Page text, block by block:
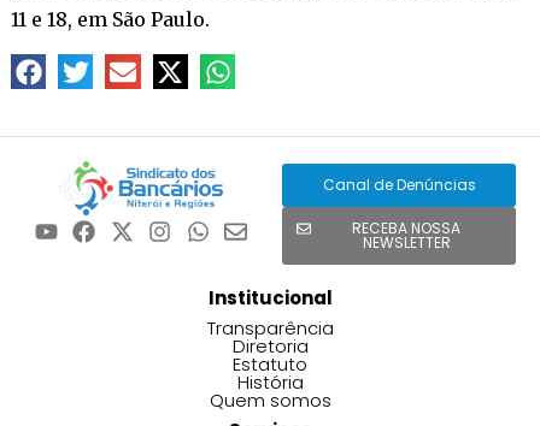
11 e 18, em São Paulo.
Canal de Denúncias
RECEBA NOSSA
NEWSLETTER
Institucional
Transparência
Diretoria
Estatuto
História
Quem somos